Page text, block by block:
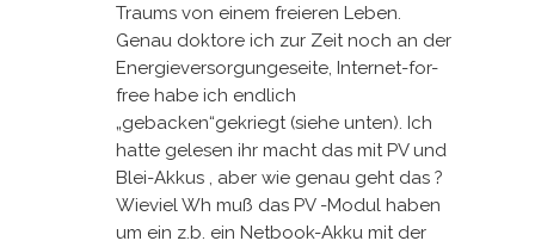
Traums von einem freieren Leben.
Genau doktore ich zur Zeit noch an der
Energieversorgungeseite, Internet-for-
free habe ich endlich
„gebacken“gekriegt (siehe unten). Ich
hatte gelesen ihr macht das mit PV und
Blei-Akkus , aber wie genau geht das ?
Wieviel Wh muß das PV -Modul haben
um ein z.b. ein Netbook-Akku mit der